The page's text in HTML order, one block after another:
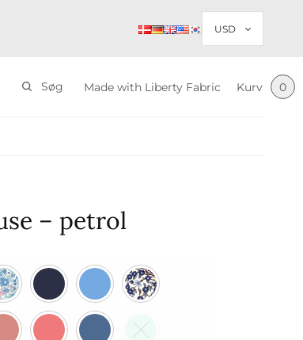
Søg Made with Liberty Fabric Kurv 0
– petrol